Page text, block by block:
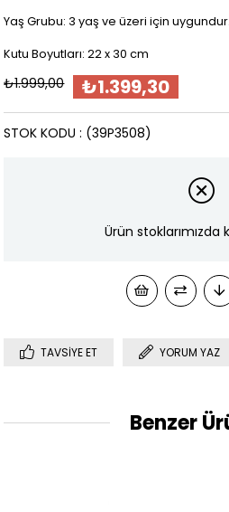
Yaş Grubu: 3 yaş ve üzeri için uygundur.
Kutu Boyutları: 22 x 30 cm
₺1.999,00 ₺1.399,30
(39P3508)
STOK KODU
Ürün stoklarımızda
TAVSIYE ET YORUM YAZ
Benzer